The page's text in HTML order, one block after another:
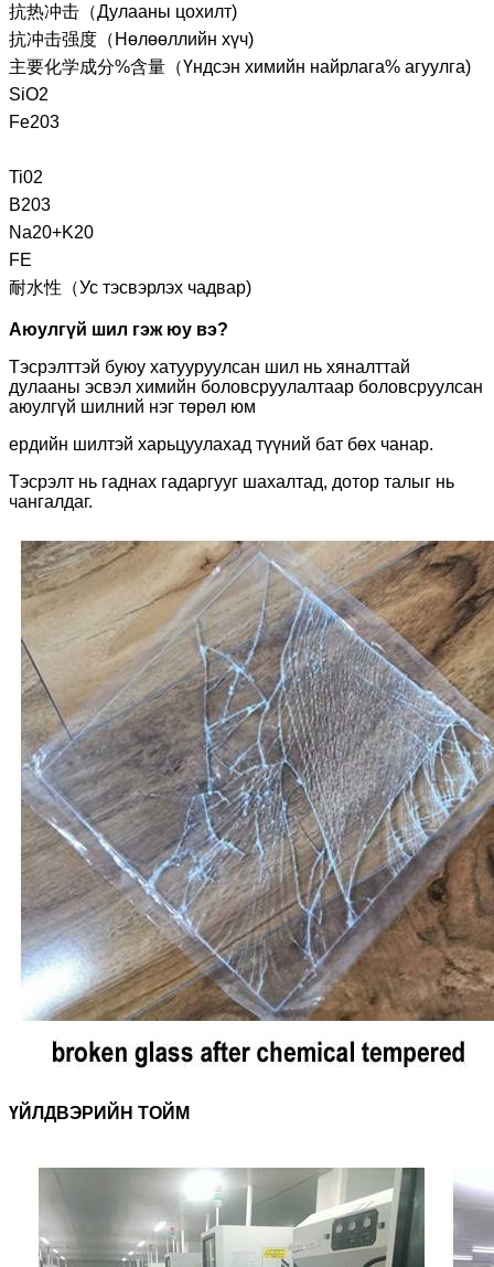
抗热冲击（Дулааны цохилт)
抗冲击强度（Нөлөөллийн хүч)
主要化学成分%含量（Үндсэн химийн найрлага% агуулга)
SiO2
Fe203
Ti02
B203
Na20+K20
FE
耐水性（Ус тэсвэрлэх чадвар)
Аюулгүй шил гэж юу вэ?
Тэсрэлттэй буюу хатууруулсан шил нь хяналттай
дулааны эсвэл химийн боловсруулалтаар боловсруулсан
аюулгүй шилний нэг төрөл юм
ердийн шилтэй харьцуулахад түүний бат бөх чанар.
Тэсрэлт нь гаднах гадаргууг шахалтад, дотор талыг нь
чангалдаг.
ҮЙЛДВЭРИЙН ТОЙМ